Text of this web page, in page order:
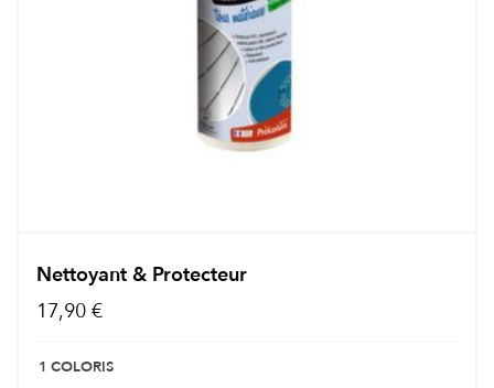
Nettoyant & Protecteur
17,90 €
1 COLORIS